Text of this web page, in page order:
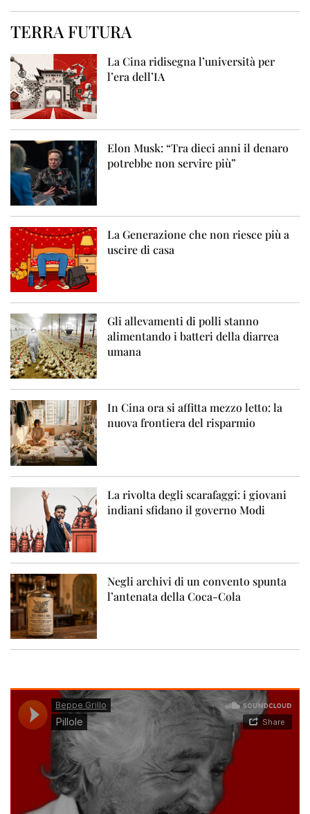
TERRA FUTURA
La Cina ridisegna l’università per
l’era dell’IA
Elon Musk: “Tra dieci anni il denaro
potrebbe non servire più”
La Generazione che non riesce più a
uscire di casa
Gli allevamenti di polli stanno
alimentando i batteri della diarrea
umana
In Cina ora si affitta mezzo letto: la
nuova frontiera del risparmio
La rivolta degli scarafaggi: i giovani
indiani sfidano il governo Modi
Negli archivi di un convento spunta
l’antenata della Coca-Cola